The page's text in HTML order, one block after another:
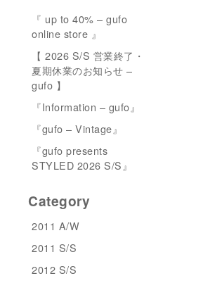
『 up to 40% – gufo
online store 』
【 2026 S/S 営業終了・
夏期休業のお知らせ –
gufo 】
『Information – gufo』
『gufo – Vintage』
『gufo presents
STYLED 2026 S/S』
Category
2011 A/W
2011 S/S
2012 S/S